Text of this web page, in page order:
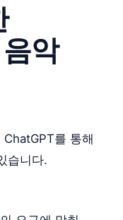
악
를 통해
습니다.